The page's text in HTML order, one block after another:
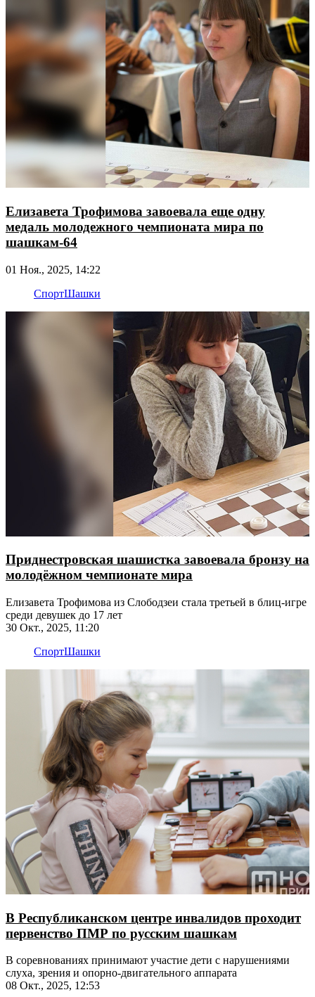
Елизавета Трофимова завоевала еще одну
медаль молодежного чемпионата мира по
шашкам-64
01 Ноя., 2025, 14:22
СпортШашки
Приднестровская шашистка завоевала бронзу на
молодёжном чемпионате мира
Елизавета Трофимова из Слободзеи стала третьей в блиц-игре
среди девушек до 17 лет
30 Окт., 2025, 11:20
СпортШашки
В Республиканском центре инвалидов проходит
первенство ПМР по русским шашкам
В соревнованиях принимают участие дети с нарушениями
слуха, зрения и опорно-двигательного аппарата
08 Окт., 2025, 12:53